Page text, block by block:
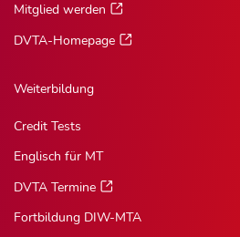
Mitglied werden
DVTA-Homepage
Weiterbildung
Credit Tests
Englisch für MT
DVTA Termine
Fortbildung DIW-MTA